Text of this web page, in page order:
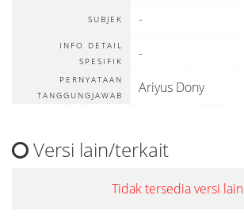
SUBJEK -
INFO DETAIL
SPESIFIK
-
PERNYATAAN
TANGGUNGJAWAB
Ariyus Dony
Versi lain/terkait
Tidak tersedia versi lain